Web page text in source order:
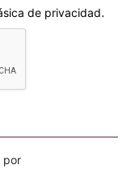
de privacidad.
por